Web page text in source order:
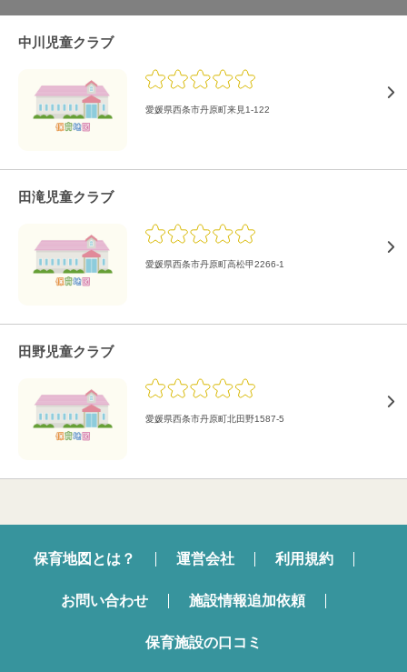
中川児童クラブ
愛媛県西条市丹原町来見1-122
田滝児童クラブ
愛媛県西条市丹原町高松甲2266-1
田野児童クラブ
愛媛県西条市丹原町北田野1587-5
保育地図とは？ 運営会社 利用規約
お問い合わせ 施設情報追加依頼
保育施設の口コミ